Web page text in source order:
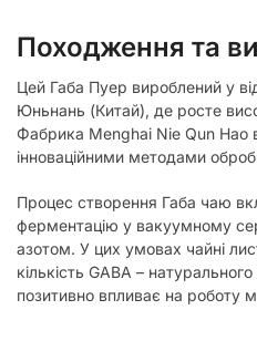
Походження та
Цей Габа Пуер вироблений у
Юньнань (Китай), де росте
Фабрика Menghai Nie Qun Hao
інноваційними методами
Процес створення Габа чаю
ферментацію у вакуумному
азотом. У цих умовах чайні
кількість GABA –
позитивно впливає на роботу